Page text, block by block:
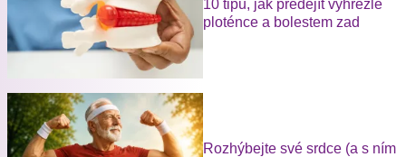
10 tipů, jak předejít vyhřezlé
ploténce a bolestem zad
Rozhýbejte své srdce (a s ním